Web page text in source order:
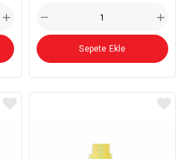
Sepete Ekle